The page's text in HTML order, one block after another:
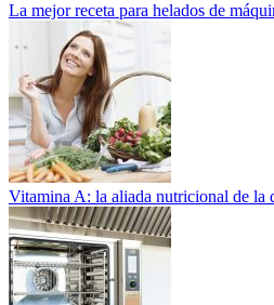
La mejor receta para helados de
Vitamina A: la aliada nutricional de la